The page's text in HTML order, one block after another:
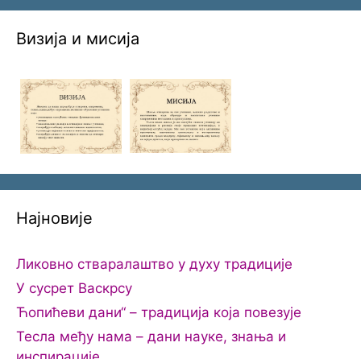
Визија и мисија
Најновије
Ликовно стваралаштво у духу традиције
У сусрет Васкрсу
Ћопићеви дани“ – традиција која повезује
Тесла међу нама – дани науке, знања и